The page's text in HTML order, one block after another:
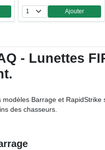
Quantité
Ajouter
- Lunettes
modèles Barrage et
des chasseurs.